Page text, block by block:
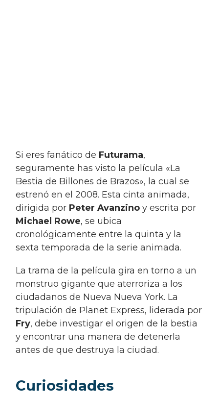
Si eres fanático de Futurama,
seguramente has visto la película «La
Bestia de Billones de Brazos», la cual se
estrenó en el 2008. Esta cinta animada,
dirigida por Peter Avanzino y escrita por
Michael Rowe, se ubica
cronológicamente entre la quinta y la
sexta temporada de la serie animada.
La trama de la película gira en torno a un
monstruo gigante que aterroriza a los
ciudadanos de Nueva Nueva York. La
tripulación de Planet Express, liderada por
Fry, debe investigar el origen de la bestia
y encontrar una manera de detenerla
antes de que destruya la ciudad.
Curiosidades